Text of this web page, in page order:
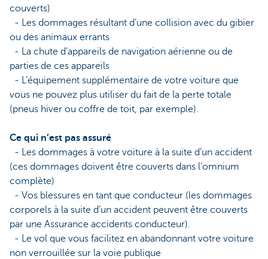
couverts)
- Les dommages résultant d’une collision avec du gibier
ou des animaux errants
- La chute d’appareils de navigation aérienne ou de
parties de ces appareils
- L’équipement supplémentaire de votre voiture que
vous ne pouvez plus utiliser du fait de la perte totale
(pneus hiver ou coffre de toit, par exemple).
Ce qui n’est pas assuré
- Les dommages à votre voiture à la suite d’un accident
(ces dommages doivent être couverts dans l’omnium
complète)
- Vos blessures en tant que conducteur (les dommages
corporels à la suite d’un accident peuvent être couverts
par une Assurance accidents conducteur).
- Le vol que vous facilitez en abandonnant votre voiture
non verrouillée sur la voie publique